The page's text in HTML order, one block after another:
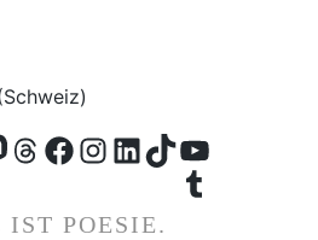
besuchen besuchen
Konto von WordPress.org besuchen
Das Threads-Konto von WordPress.org besuchen
Die Facebook-Seite von WordPress.org besuchen
Das Instagram-Konto von WordPress.org besuchen
Das LinkedIn-Konto von WordPress.org besuchen
Das TikTok-Konto von WordPress.org besuchen
Den YouTube-Kanal von WordPress.org besuchen
Das Tumblr-Konto von WordPress.org besuchen
IST POESIE.